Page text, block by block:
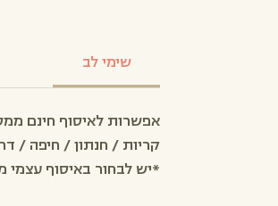
שימי לב
אפשרות לאיסוף חינם
קריות / חנתון / חיפה /
*יש לבחור באיסוף עצמי